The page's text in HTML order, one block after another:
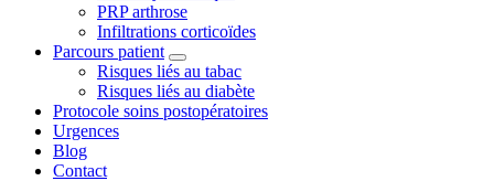
PRP arthrose
Infiltrations corticoïdes
Parcours patient
Risques liés au tabac
Risques liés au diabète
Protocole soins postopératoires
Urgences
Blog
Contact